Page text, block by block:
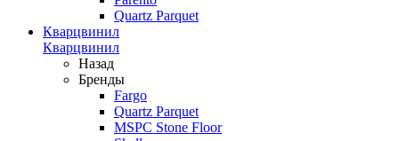
Quartz Parquet
Кварцвинил
Кварцвинил
Назад
Бренды
Fargo
Quartz Parquet
MSPC Stone Floor